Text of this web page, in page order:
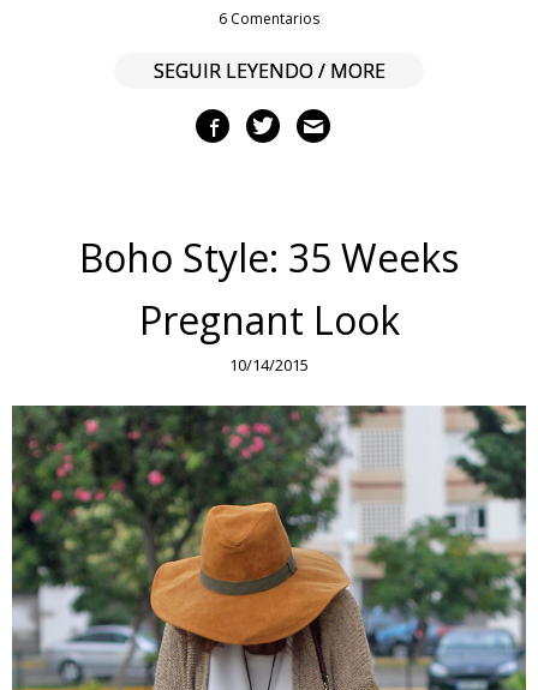
6 Comentarios
SEGUIR LEYENDO / MORE
Boho Style: 35 Weeks
Pregnant Look
10/14/2015